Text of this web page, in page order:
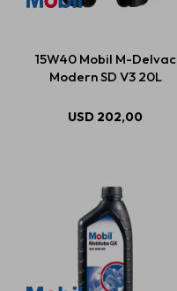
15W40 Mobil M-Delvac
Modern SD V3 20L
USD 202,00